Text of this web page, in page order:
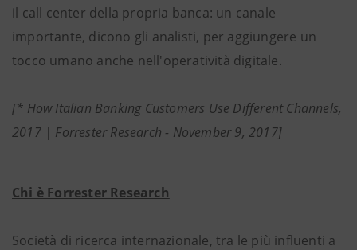
il call center della propria banca: un canale
importante, dicono gli analisti, per aggiungere un
tocco umano anche nell'operatività digitale.
[* How Italian Banking Customers Use Different Channels,
2017 | Forrester Research - November 9, 2017]
Chi è Forrester Research
Società di ricerca internazionale, tra le più influenti a